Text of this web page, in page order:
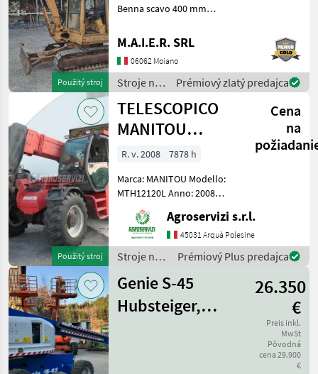
Použitý stroj
Benna scavo 400 mm
Benna liscia 1400 mm Stroje
na stavbu mini bager
M.A.I.E.R. SRL
06062 Moiano
Stroje na
stavbu /
Case IH
Prémiový zlatý predajca
Použitý stroj
TELESCOPICO
MANITOU
MHT10120L
(ANNO 2008)
Cena
na
R. v. 2008
7878 h
Marca: MANITOU Modello:
MTH12120L Anno: 2008
ATTREZZI, DOPPIO SFILO
Portata max: 12 TON
Altezza max di
sollevamento: 9.6 MT
Motore: MERCEDES BENZ 1
Agroservizi s.r.l.
45031 Arquà Polesine
Stroje na
Manitou
Prémiový Plus predajca
Genie S-45
Hubsteiger,
26.350
€
Preis inkl.
MwSt
Pôvodná
cena 29.900
€